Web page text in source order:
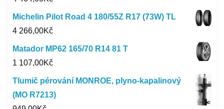
Michelin Pilot Road 4 180/55Z R17 (73W) TL
4 266,00Kč
Matador MP62 165/70 R14 81 T
1 107,00Kč
Tlumič pérování MONROE, plyno-kapalinový
(MO R7213)